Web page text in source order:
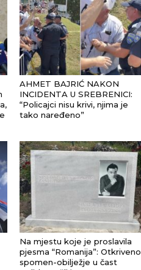
AHMET BAJRIĆ NAKON
INCIDENTA U SREBRENICI:
“Policajci nisu krivi, njima je
tako naređeno”
Na mjestu koje je proslavila
pjesma “Romanija”: Otkriveno
spomen-obilježje u čast